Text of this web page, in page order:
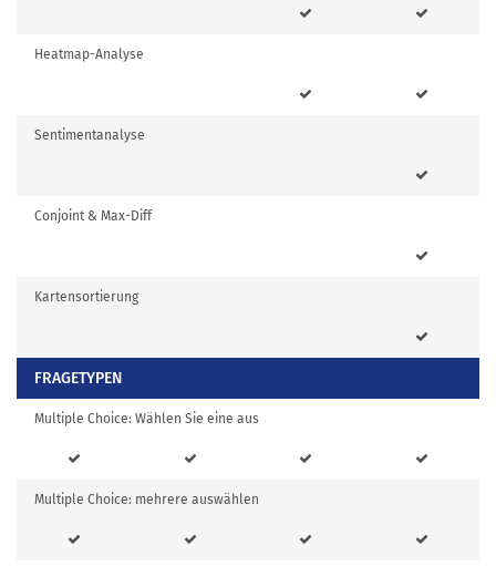
Heatmap-Analyse
Sentimentanalyse
Conjoint & Max-Diff
Kartensortierung
FRAGETYPEN
Multiple Choice: Wählen Sie eine aus
Multiple Choice: mehrere auswählen